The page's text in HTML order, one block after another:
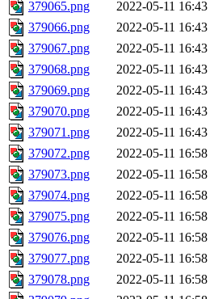
379065.png
2022-05-11 16:43
379066.png
2022-05-11 16:43
379067.png
2022-05-11 16:43
379068.png
2022-05-11 16:43
379069.png
2022-05-11 16:43
379070.png
2022-05-11 16:43
379071.png
2022-05-11 16:43
379072.png
2022-05-11 16:58
379073.png
2022-05-11 16:58
379074.png
2022-05-11 16:58
379075.png
2022-05-11 16:58
379076.png
2022-05-11 16:58
379077.png
2022-05-11 16:58
379078.png
2022-05-11 16:58